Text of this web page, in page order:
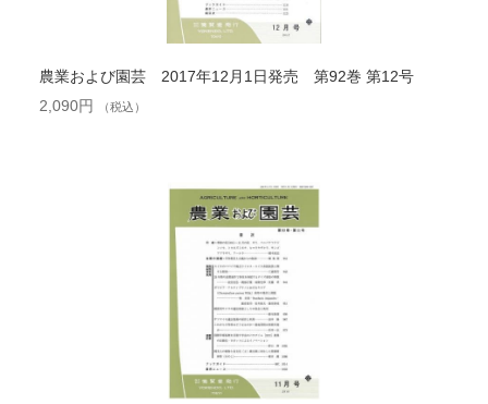
農業および園芸 2017年12月1日発売 第92巻 第12号
2,090円 （税込）